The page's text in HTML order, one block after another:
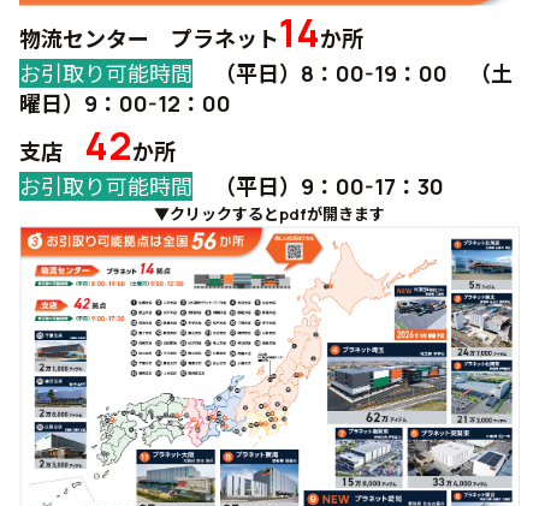
物流センター プラネット14か所
お引取り可能時間
（平日）8：00-19：00 （土
曜日）9：00-12：00
支店 42か所
お引取り可能時間 （平日）9：00-17：30
▼クリックするとpdfが開きます